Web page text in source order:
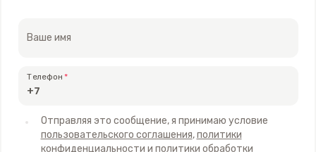
Ваше имя
Телефон
Отправляя это сообщение, я принимаю условие
пользовательского соглашения,политики
конфиденциальности и политики обработки